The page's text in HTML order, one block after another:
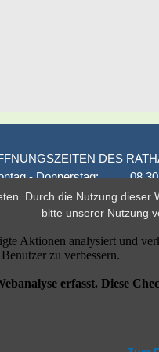
DES
- Donnerstag:
auch:
1. und 3. Montag
nach Vereinbarung
Durch die Nutzung
bitte unserer Nutzung